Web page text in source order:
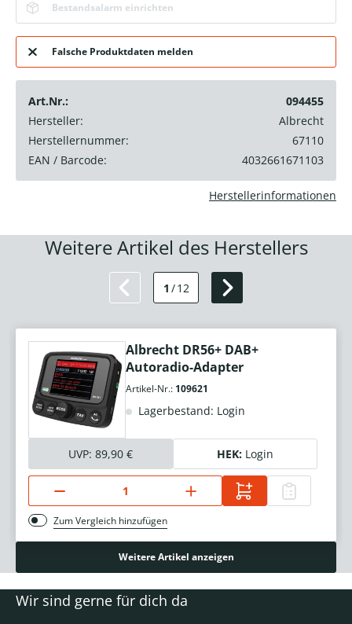
Bestandsalarm einrichten
Falsche Produktdaten melden
Art.Nr.:
094455
Hersteller:
Albrecht
Herstellernummer:
67110
EAN / Barcode:
4032661671103
Herstellerinformationen
Weitere Artikel des Herstellers
1 /12
Albrecht DR56+ DAB+
Autoradio-Adapter
Artikel-Nr.: 109621
Lagerbestand: Login
UVP: 89,90 € HEK: Login
Zum Vergleich hinzufügen
Weitere Artikel anzeigen
Wir sind gerne für dich da